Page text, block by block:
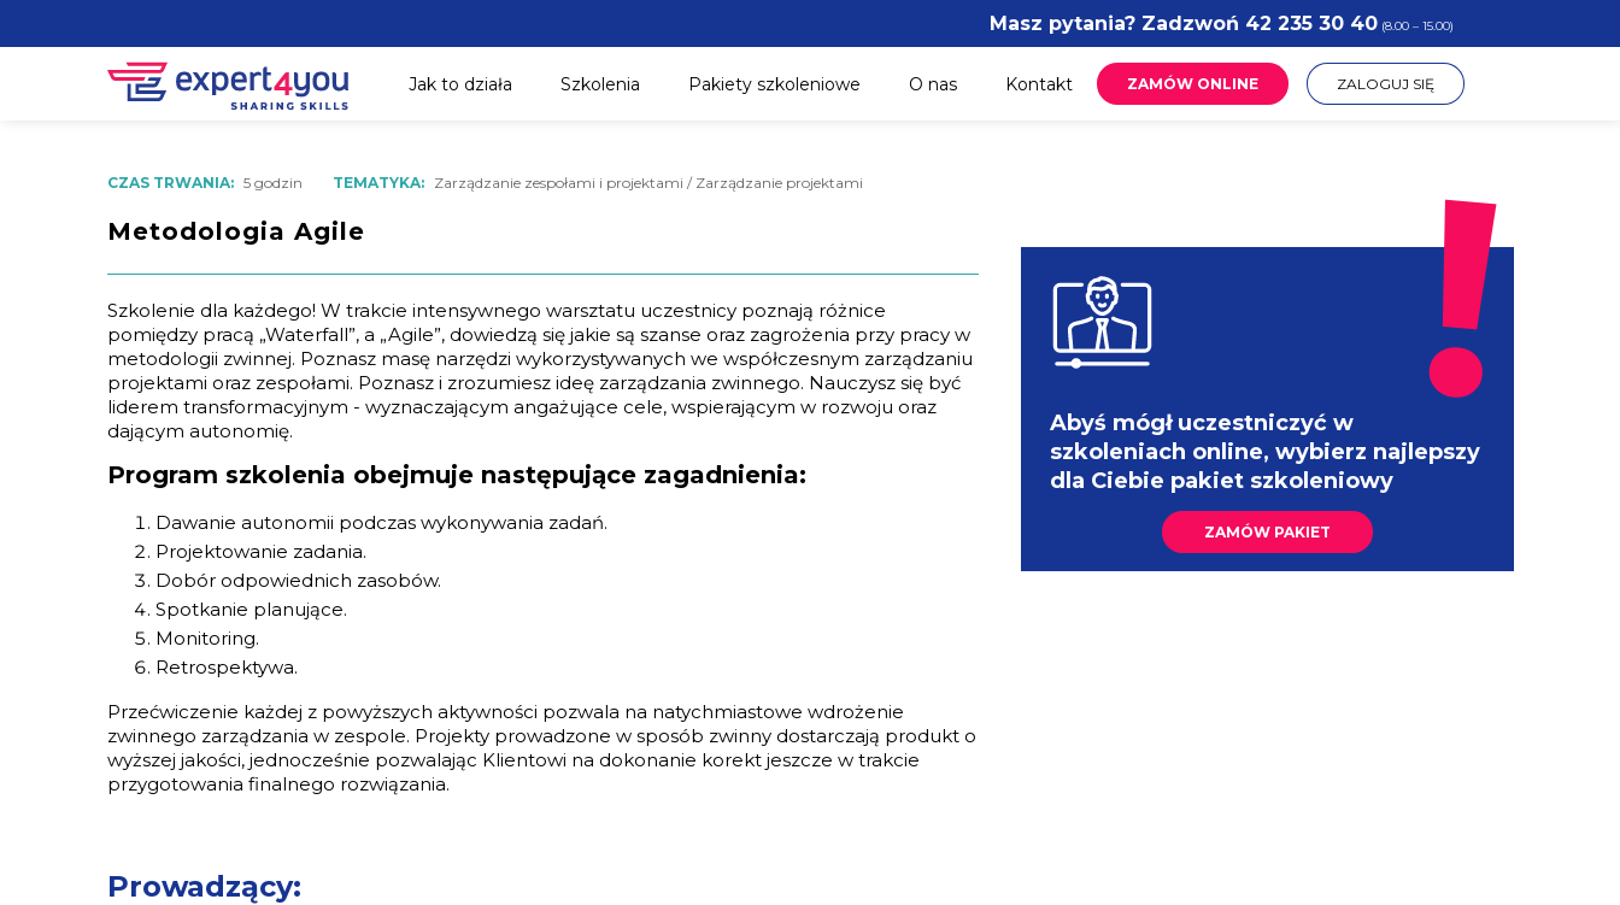
Masz pytania? Zadzwoń 42 235 30 40(8.00 – 15.00)
Jak to działa Szkolenia Pakiety szkoleniowe O nas Kontakt ZAMÓW ONLINE ZALOGUJ SIĘ
CZAS TRWANIA: 5 godzin TEMATYKA: Zarządzanie zespołami i projektami / Zarządzanie projektami
Metodologia Agile
Szkolenie dla każdego! W trakcie intensywnego warsztatu uczestnicy poznają różnice
pomiędzy pracą „Waterfall”, a „Agile”, dowiedzą się jakie są szanse oraz zagrożenia przy pracy w
metodologii zwinnej. Poznasz masę narzędzi wykorzystywanych we współczesnym zarządzaniu
projektami oraz zespołami. Poznasz i zrozumiesz ideę zarządzania zwinnego. Nauczysz się być
liderem transformacyjnym - wyznaczającym angażujące cele, wspierającym w rozwoju oraz
dającym autonomię.
Program szkolenia obejmuje następujące zagadnienia:
Dawanie autonomii podczas wykonywania zadań.
Projektowanie zadania.
Dobór odpowiednich zasobów.
Spotkanie planujące.
Monitoring.
Retrospektywa.
Przećwiczenie każdej z powyższych aktywności pozwala na natychmiastowe wdrożenie
zwinnego zarządzania w zespole. Projekty prowadzone w sposób zwinny dostarczają produkt o
wyższej jakości, jednocześnie pozwalając Klientowi na dokonanie korekt jeszcze w trakcie
przygotowania finalnego rozwiązania.
Prowadzący:
Abyś mógł uczestniczyć w
szkoleniach online, wybierz najlepszy
dla Ciebie pakiet szkoleniowy
ZAMÓW PAKIET